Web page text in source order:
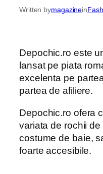
Written bymagazinein
Depochic.ro este
lansat pe piata
excelenta pe
partea de afiliere.
Depochic.ro ofera
variata de rochii
costume de baie,
foarte accesibile.